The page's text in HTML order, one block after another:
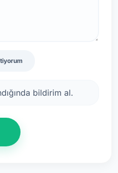
bildirim al.